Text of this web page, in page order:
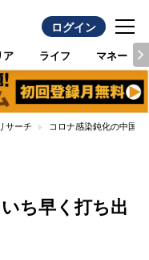
ログイン
ア ライフ マネー
サーチ コロナ感染鈍化の中国
ち早く打ち出